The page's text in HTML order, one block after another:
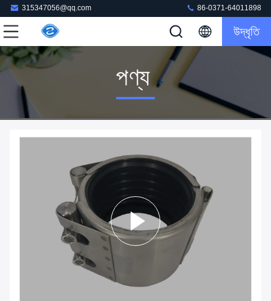
315347056@qq.com 86-0371-64011898
উদ্ধৃতি
পণ্য